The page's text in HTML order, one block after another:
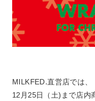
MILKFED.直営店では、
12月25日（土)まで店内